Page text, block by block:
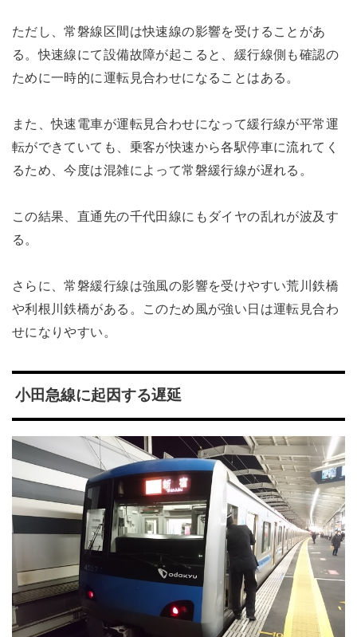
ただし、常磐線区間は快速線の影響を受けることがあ
る。快速線にて設備故障が起こると、緩行線側も確認の
ために一時的に運転見合わせになることはある。
また、快速電車が運転見合わせになって緩行線が平常運
転ができていても、乗客が快速から各駅停車に流れてく
るため、今度は混雑によって常磐緩行線が遅れる。
この結果、直通先の千代田線にもダイヤの乱れが波及す
る。
さらに、常磐緩行線は強風の影響を受けやすい荒川鉄橋
や利根川鉄橋がある。このため風が強い日は運転見合わ
せになりやすい。
小田急線に起因する遅延